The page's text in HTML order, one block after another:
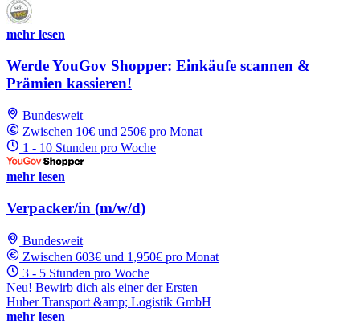
mehr lesen
Werde YouGov Shopper: Einkäufe scannen &
Prämien kassieren!
Bundesweit
Zwischen 10€ und 250€ pro Monat
1 - 10 Stunden pro Woche
mehr lesen
Verpacker/in (m/w/d)
Bundesweit
Zwischen 603€ und 1,950€ pro Monat
3 - 5 Stunden pro Woche
Neu! Bewirb dich als einer der Ersten
Huber Transport &amp; Logistik GmbH
mehr lesen